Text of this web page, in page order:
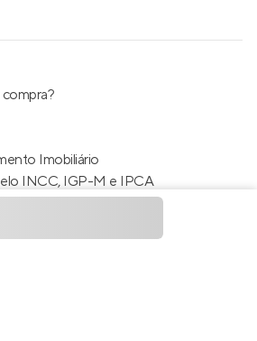
Imobiliário
INCC, IGP-M e IPCA